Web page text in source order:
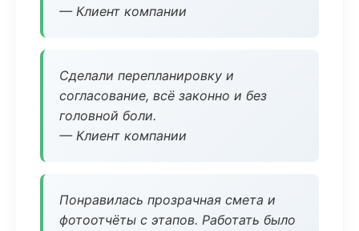
— Клиент компании
Сделали перепланировку и
согласование, всё законно и без
головной боли.
— Клиент компании
Понравилась прозрачная смета и
фотоотчёты с этапов. Работать было